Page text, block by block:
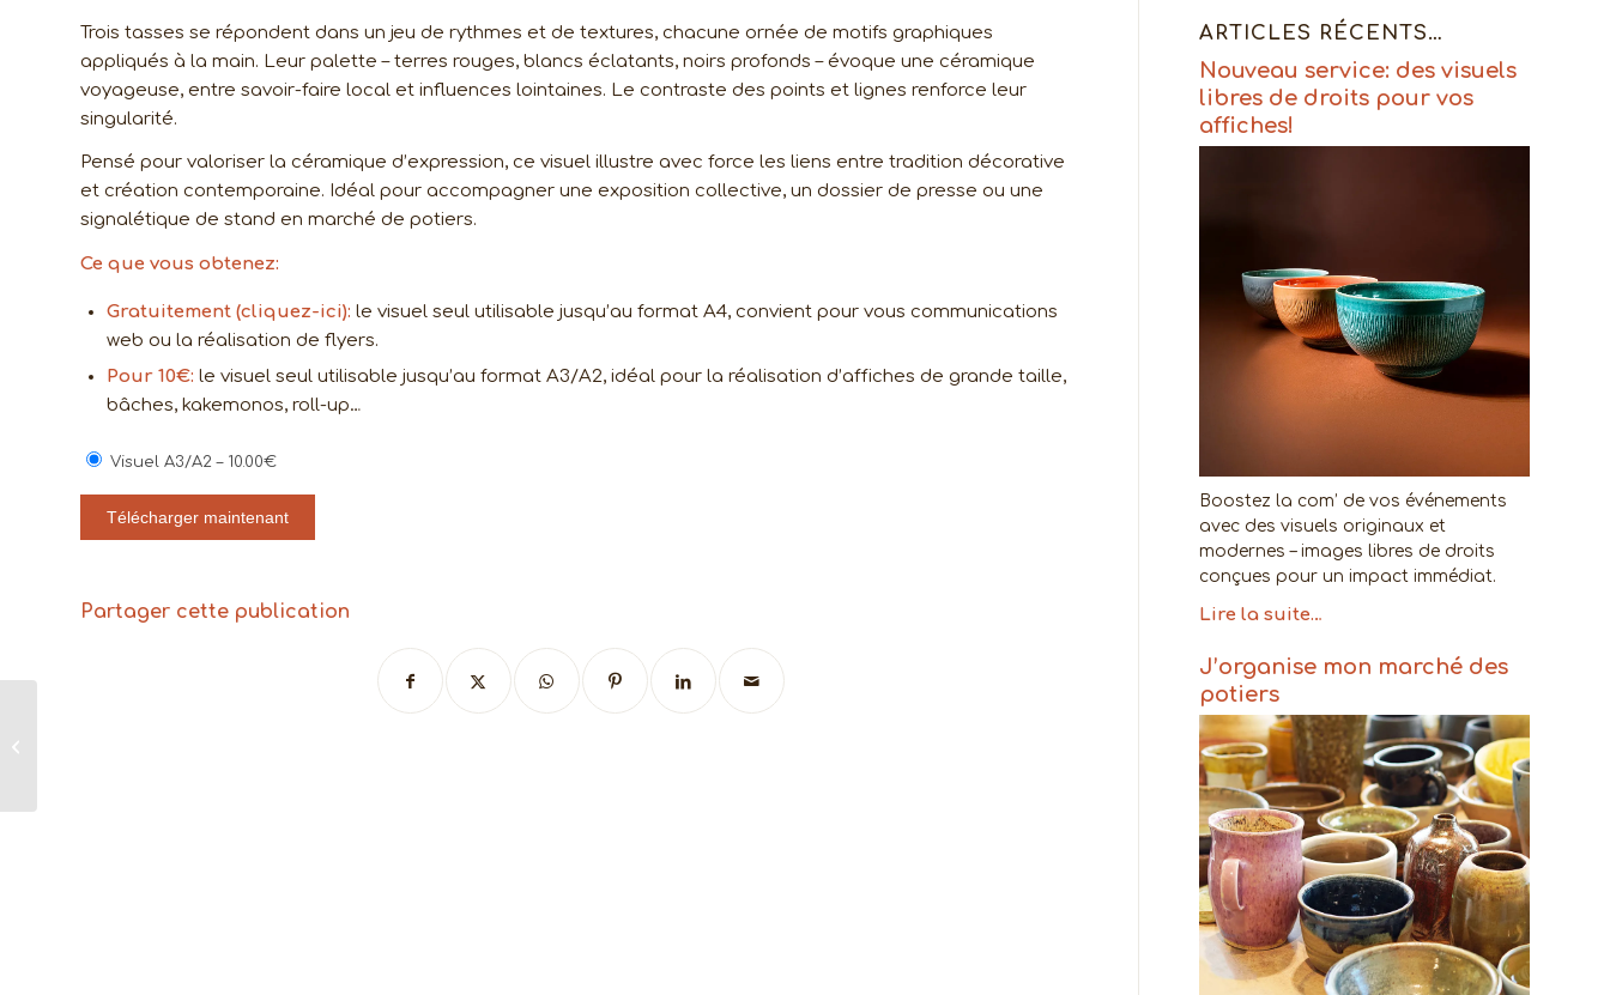
Trois tasses se répondent dans un jeu de rythmes et de textures, chacune ornée de motifs graphiques
appliqués à la main. Leur palette – terres rouges, blancs éclatants, noirs profonds – évoque une céramique
voyageuse, entre savoir-faire local et influences lointaines. Le contraste des points et lignes renforce leur
singularité.
Pensé pour valoriser la céramique d’expression, ce visuel illustre avec force les liens entre tradition décorative
et création contemporaine. Idéal pour accompagner une exposition collective, un dossier de presse ou une
signalétique de stand en marché de potiers.
Ce que vous obtenez:
Gratuitement (cliquez-ici): le visuel seul utilisable jusqu’au format A4, convient pour vous communications
web ou la réalisation de flyers.
Pour 10€: le visuel seul utilisable jusqu’au format A3/A2, idéal pour la réalisation d’affiches de grande taille,
bâches, kakemonos, roll-up…
Visuel A3/A2 – 10.00€
Télécharger maintenant
Partager cette publication
ARTICLES RÉCENTS…
Nouveau service: des visuels
libres de droits pour vos
affiches!
Boostez la com’ de vos événements
avec des visuels originaux et
modernes – images libres de droits
conçues pour un impact immédiat.
Lire la suite…
J’organise mon marché des
potiers